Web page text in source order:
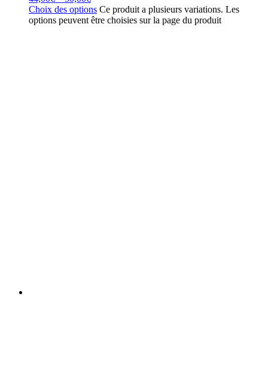
Choix des options Ce produit a plusieurs variations. Les
options peuvent être choisies sur la page du produit